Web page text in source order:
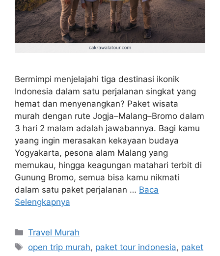
Bermimpi menjelajahi tiga destinasi ikonik
Indonesia dalam satu perjalanan singkat yang
hemat dan menyenangkan? Paket wisata
murah dengan rute Jogja–Malang–Bromo dalam
3 hari 2 malam adalah jawabannya. Bagi kamu
yaang ingin merasakan kekayaan budaya
Yogyakarta, pesona alam Malang yang
memukau, hingga keagungan matahari terbit di
Gunung Bromo, semua bisa kamu nikmati
dalam satu paket perjalanan … Baca
Selengkapnya
Kategori
Travel Murah
Tag
open trip murah, paket tour indonesia, paket